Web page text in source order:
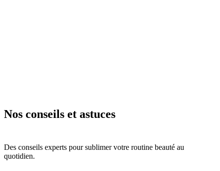
Nos conseils et astuces
Des conseils experts pour sublimer votre routine beauté au
quotidien.